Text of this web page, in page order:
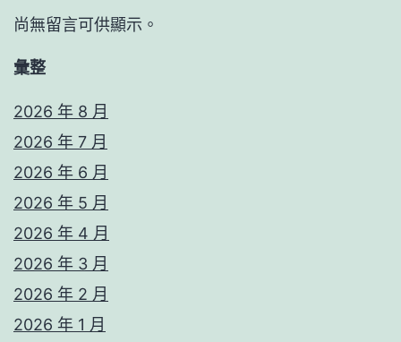
尚無留言可供顯示。
彙整
2026 年 8 月
2026 年 7 月
2026 年 6 月
2026 年 5 月
2026 年 4 月
2026 年 3 月
2026 年 2 月
2026 年 1 月